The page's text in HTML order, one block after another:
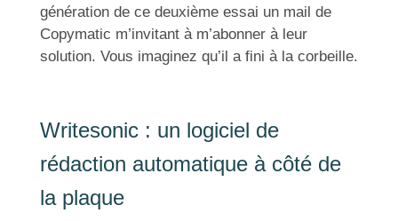
génération de ce deuxième essai un mail de
Copymatic m’invitant à m’abonner à leur
solution. Vous imaginez qu’il a fini à la corbeille.
Writesonic : un logiciel de
rédaction automatique à côté de
la plaque